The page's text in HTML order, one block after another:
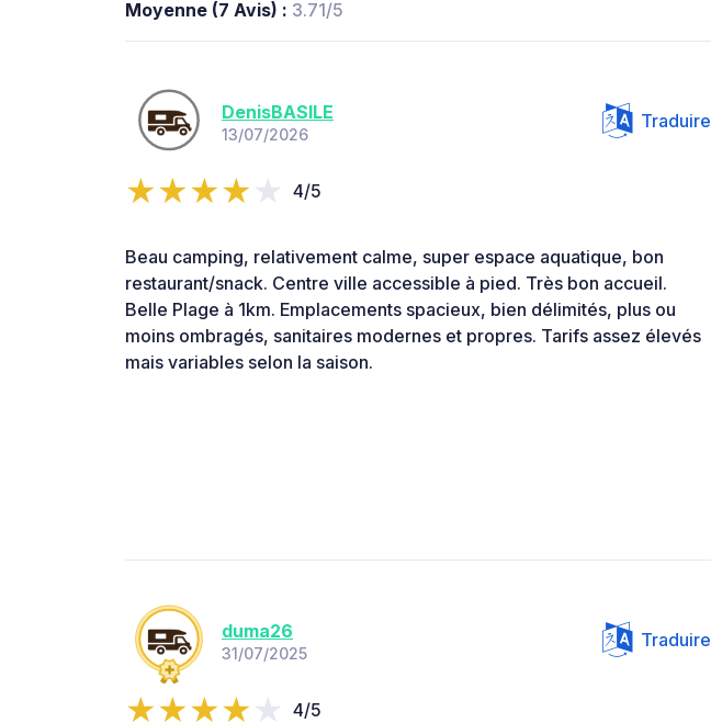
Moyenne (7 Avis) : 3.71/5
DenisBASILE
13/07/2026
Traduire
4/5
Beau camping, relativement calme, super espace aquatique, bon
restaurant/snack. Centre ville accessible à pied. Très bon accueil.
Belle Plage à 1km. Emplacements spacieux, bien délimités, plus ou
moins ombragés, sanitaires modernes et propres. Tarifs assez élevés
mais variables selon la saison.
duma26
31/07/2025
Traduire
4/5